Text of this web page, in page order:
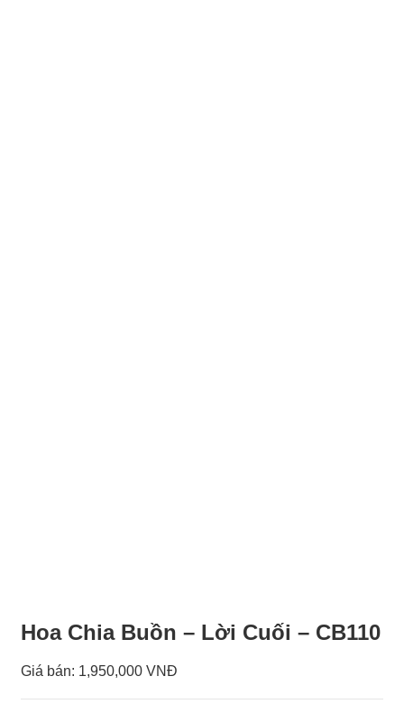
Hoa Chia Buồn – Lời Cuối – CB110
Giá bán: 1,950,000 VNĐ